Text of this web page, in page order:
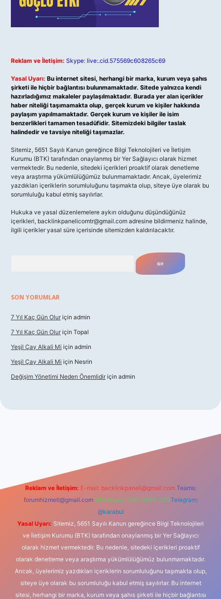
Reklam ve İletişim: Skype: live:.cid.575569c608265c69
Yasal Uyarı: Bu internet sitesi, herhangi bir marka, kurum veya şahıs
şirketi ile hiçbir bağlantısı bulunmamaktadır. Sitede yalnızca kendi
hazırladığımız makaleler paylaşılmaktadır. Burada yer alan içerikler
haber niteliği taşımamakta olup, gerçek kurum ve kişiler hakkında
paylaşım yapılmamaktadır. Gerçek kurum ve kişiler ile isim
benzerlikleri tamamen tesadüfidir. Sitemizdeki bilgiler taslak
halindedir ve tavsiye niteliği taşımazlar.
Sitemiz, 5651 Sayılı Kanun gereğince Bilgi Teknolojileri ve İletişim
Kurumu (BTK) tarafından onaylanmış bir Yer Sağlayıcı olarak hizmet
vermektedir. Bu nedenle, sitedeki içerikleri proaktif olarak denetleme
veya araştırma yükümlülüğümüz bulunmamaktadır. Ancak, üyelerimiz
yazdıkları içeriklerin sorumluluğunu taşımakta olup, siteye üye olarak bu
sorumluluğu kabul etmiş sayılırlar.
Hukuka ve yasal düzenlemelere aykırı olduğunu düşündüğünüz
içerikleri, backlinkpanelicomtr@gmail.com adresine bildirmeniz halinde,
ilgili içerikler yasal süre içerisinde sitemizden kaldırılacaktır.
SON YORUMLAR
7 Yıl Kaç Gün Olur için admin
7 Yıl Kaç Gün Olur için Topal
Yeşil Çay Alkali Mi için admin
Yeşil Çay Alkali Mi için Nesrin
Değişim Yönetimi Neden Önemlidir için admin
Reklam ve İletişim: E-mail: backlinkpaneli@gmail.com Teams:
forumhizmeti@gmail.com Whatsapp: 0262 606 0 726 Telegram:
@karabul
Yasal Uyarı: Sitemiz, 5651 Sayılı Kanun gereğince Bilgi Teknolojileri
ve İletişim Kurumu (BTK) tarafından onaylanmış bir Yer Sağlayıcı
olarak hizmet vermektedir. Bu nedenle, sitedeki içerikleri proaktif
olarak denetleme veya araştırma yükümlülüğümüz bulunmamaktadır.
Ancak, üyelerimiz yazdıkları içeriklerin sorumluluğunu taşımakta olup,
siteye üye olarak bu sorumluluğu kabul etmiş sayılırlar. Bu internet
sitesi, herhangi bir marka, kurum veya şahıs şirketi ile hiçbir bağlantısı